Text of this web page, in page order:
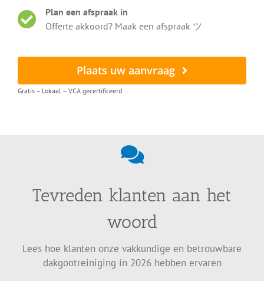
Plan een afspraak in
Offerte akkoord? Maak een afspraak ツ
Plaats uw aanvraag
Gratis – Lokaal – VCA gecertificeerd
Tevreden klanten aan het
woord
Lees hoe klanten onze vakkundige en betrouwbare
dakgootreiniging in 2026 hebben ervaren